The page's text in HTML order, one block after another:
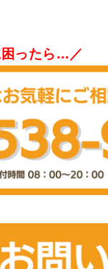
困ったら…／